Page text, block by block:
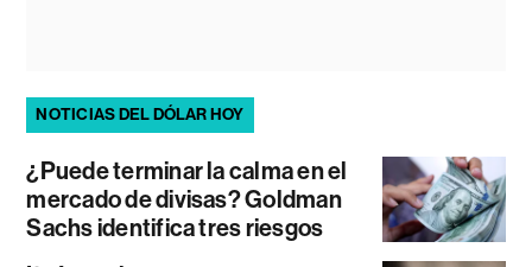
NOTICIAS DEL DÓLAR HOY
¿Puede terminar la calma en el
mercado de divisas? Goldman
Sachs identifica tres riesgos